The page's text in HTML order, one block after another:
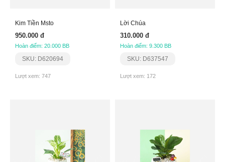
Kim Tiền Msto
950.000 đ
Hoàn điểm: 20.000 BB
SKU: D620694
Lượt xem: 747
Lời Chúa
310.000 đ
Hoàn điểm: 9.300 BB
SKU: D637547
Lượt xem: 172